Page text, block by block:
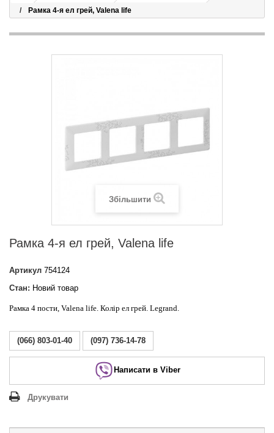
Рамка 4-я ел грей, Valena life
Збільшити
Рамка 4-я ел грей, Valena life
Артикул 754124
Стан: Новий товар
Рамка 4 пости, Valena life. Колір ел грей. Legrand.
(066) 803-01-40 (097) 736-14-78
Написати в Viber
Друкувати